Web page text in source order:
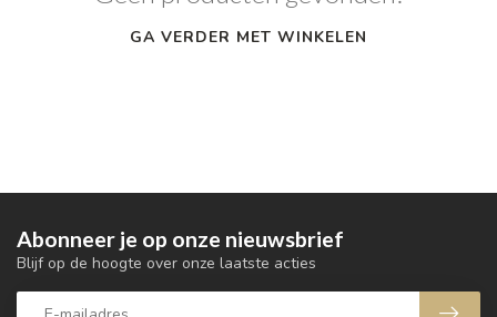
GA VERDER MET WINKELEN
Abonneer je op onze nieuwsbrief
Blijf op de hoogte over onze laatste acties